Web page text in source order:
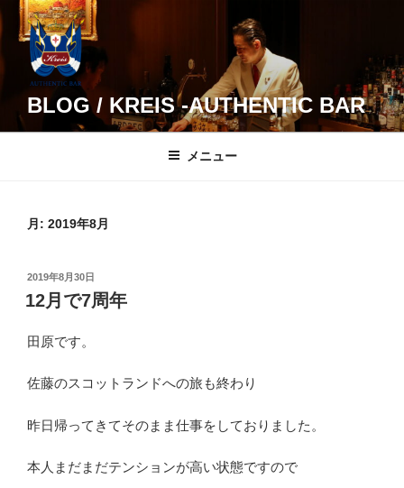
コ
BLOG / KREIS -AUTHENTIC BAR
メニュー
月: 2019年8月
投
稿
日:
2019年8月30日
12月で7周年
田原です。
佐藤のスコットランドへの旅も終わり
昨日帰ってきてそのまま仕事をしておりました。
本人まだまだテンションが高い状態ですので